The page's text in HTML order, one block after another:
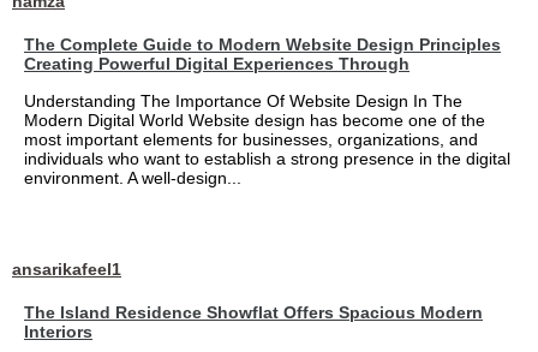
The Complete Guide to Modern Website Design Principles
Creating Powerful Digital Experiences Through
Understanding The Importance Of Website Design In The
Modern Digital World Website design has become one of the
most important elements for businesses, organizations, and
individuals who want to establish a strong presence in the digital
environment. A well-design...
ansarikafeel1
The Island Residence Showflat Offers Spacious Modern
Interiors